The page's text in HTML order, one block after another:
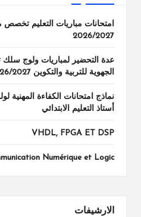
امتحانات مباريات التعليم تخصص
2026/2027
عدة التحضير لمباريات ولوج سلك
الجهوية للتربية والتكوين 2026/2027
نماذج امتحانات الكفاءة المهنية
أستاذ التعليم الابتدائي
VHDL, FPGA ET DSP
Numérique et Logic
الارشيفات